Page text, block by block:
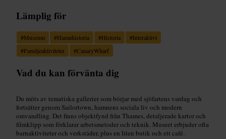
Lämplig för
#Museum #Hamnhistoria #Historia #Interaktivt
#Familjeaktiviteter #CanaryWharf
Vad du kan förvänta dig
Du möts av tematiska gallerier som börjar med sjöfartens vardag och
fortsätter genom Sailortown, hamnens sociala liv och modern
omvandling. Det finns objektfynd från Thames, detaljerade kartor och
filmklipp som förklarar arbetsmetoder och teknik. Museet erbjuder ofta
barnaktiviteter och verkstäder, plus en liten butik och ett café.